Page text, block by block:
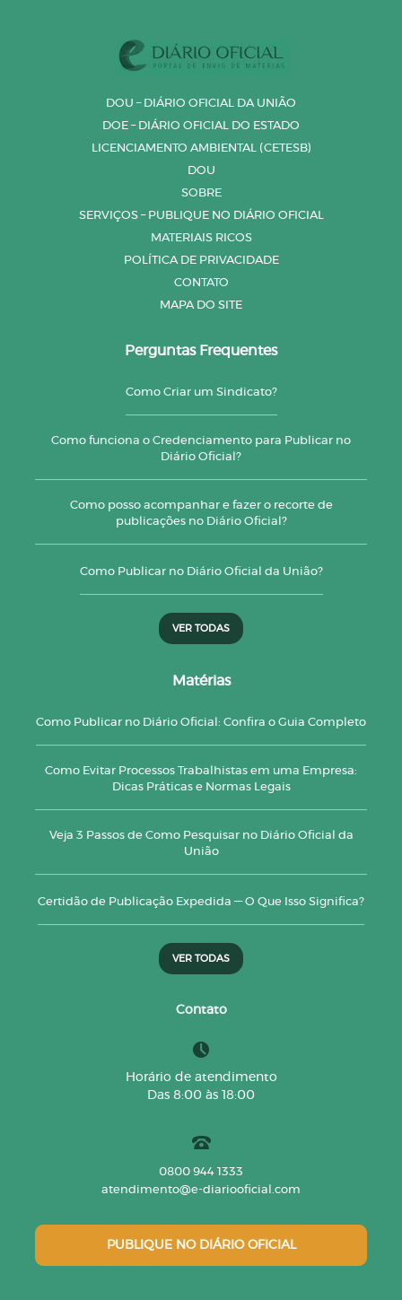
DOU – DIÁRIO OFICIAL DA UNIÃO
DOE – DIÁRIO OFICIAL DO ESTADO
LICENCIAMENTO AMBIENTAL (CETESB)
DOU
SOBRE
SERVIÇOS – PUBLIQUE NO DIÁRIO OFICIAL
MATERIAIS RICOS
POLÍTICA DE PRIVACIDADE
CONTATO
MAPA DO SITE
Perguntas Frequentes
Como Criar um Sindicato?
Como funciona o Credenciamento para Publicar no
Diário Oficial?
Como posso acompanhar e fazer o recorte de
publicações no Diário Oficial?
Como Publicar no Diário Oficial da União?
VER TODAS
Matérias
Como Publicar no Diário Oficial: Confira o Guia Completo
Como Evitar Processos Trabalhistas em uma Empresa:
Dicas Práticas e Normas Legais
Veja 3 Passos de Como Pesquisar no Diário Oficial da
União
Certidão de Publicação Expedida — O Que Isso Significa?
VER TODAS
Contato
Horário de atendimento
Das 8:00 às 18:00
0800 944 1333
atendimento@e-diariooficial.com
PUBLIQUE NO DIÁRIO OFICIAL